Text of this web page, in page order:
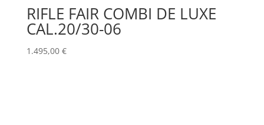
RIFLE FAIR COMBI DE LUXE
CAL.20/30-06
1.495,00 €